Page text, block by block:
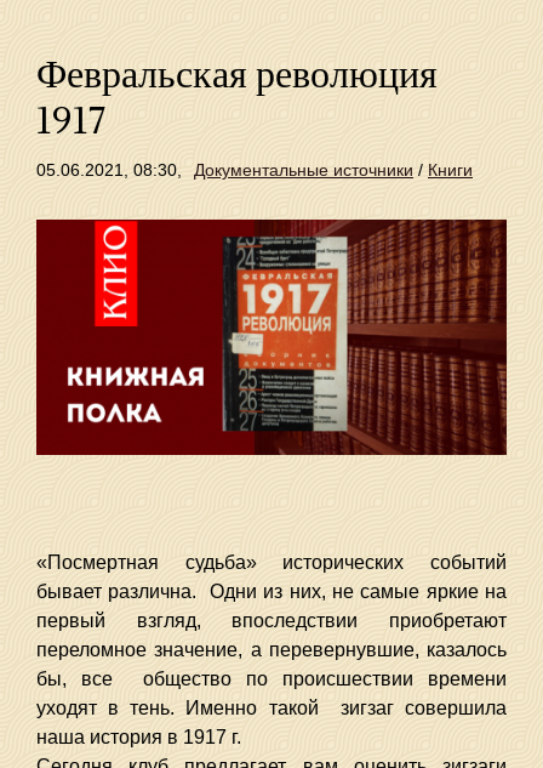
Февральская революция
1917
05.06.2021, 08:30, Документальные источники / Книги
«Посмертная судьба» исторических событий
бывает различна. Одни из них, не самые яркие на
первый взгляд, впоследствии приобретают
переломное значение, а перевернувшие, казалось
бы, все общество по происшествии времени
уходят в тень. Именно такой зигзаг совершила
наша история в 1917 г.